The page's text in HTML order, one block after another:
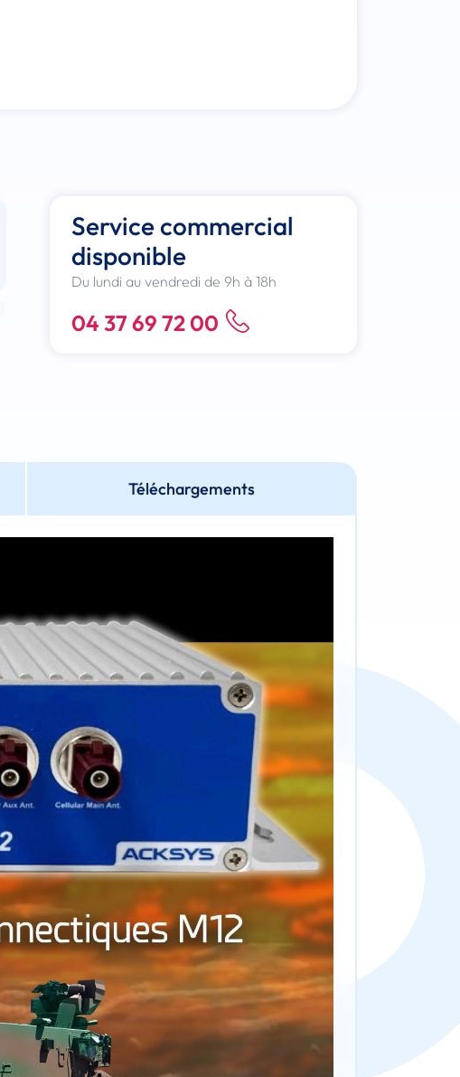
Service commercial
disponible
Du lundi au vendredi de 9h à 18h
04 37 69 72 00
Téléchargements